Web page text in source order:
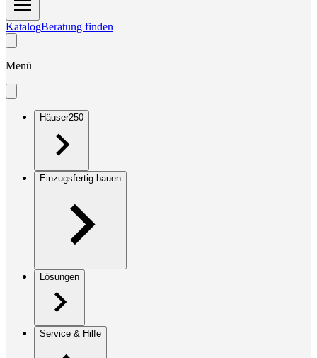
KatalogBeratung finden
Menü
Häuser250
Einzugsfertig bauen
Lösungen
Service & Hilfe